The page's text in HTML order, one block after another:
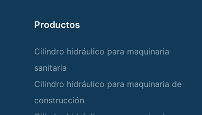
Productos
Cilindro hidráulico para maquinaria
sanitaria
Cilindro hidráulico para maquinaria de
construcción